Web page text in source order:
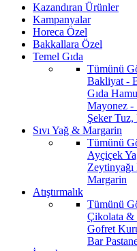
Kazandıran Ürünler
Kampanyalar
Horeca Özel
Bakkallara Özel
Temel Gıda
Tümünü
Bakliyat -
Gıda
Mayonez -
ŞekerTuz,
Sıvı Yağ & Margarin
Tümünü
Ayçiçek
Zeytinyağı
Margarin
Atıştırmalık
Tümünü
Çikolata &
Gofret
Bar